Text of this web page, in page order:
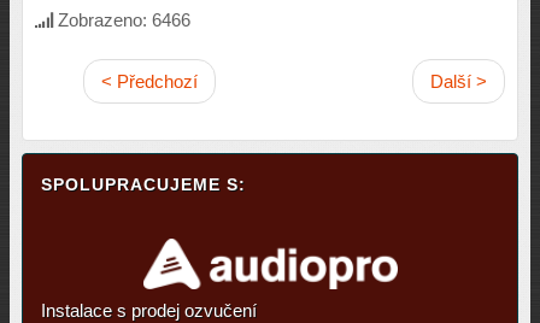
Zobrazeno: 6466
< Předchozí Další >
SPOLUPRACUJEME S:
Instalace s prodej ozvučení